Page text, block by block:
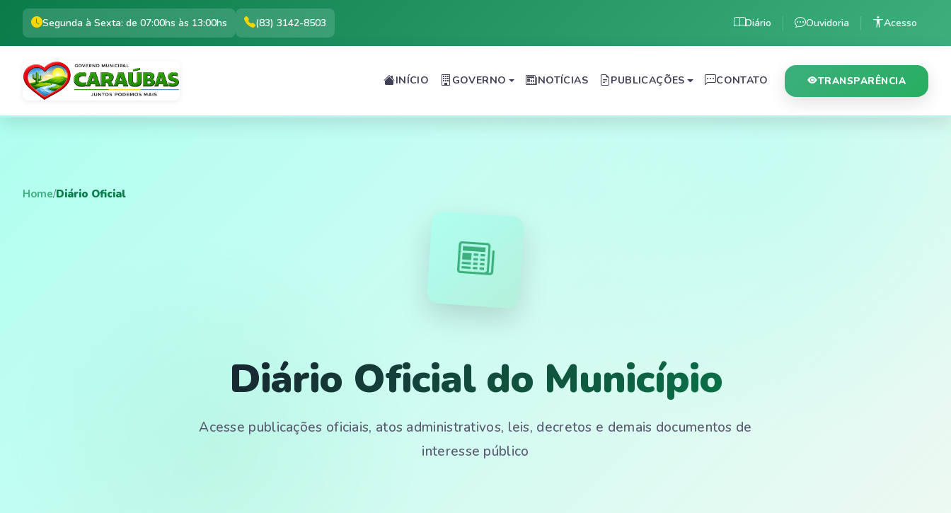
Segunda à Sexta: de 07:00hs às 13:00hs (83) 3142-8503 Diário Ouvidoria Acesso
INÍCIO GOVERNO NOTÍCIAS PUBLICAÇÕES CONTATO TRANSPARÊNCIA
Home/Diário Oficial
Diário Oficial do Município
Acesse publicações oficiais, atos administrativos, leis, decretos e demais documentos de
interesse público